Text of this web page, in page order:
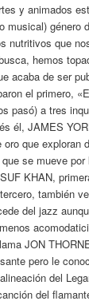
y animados
musical) género
nutritivos que
hemos
acaba de ser
el primero,
pasó) a tres
él, JAMES
que exploran
se mueve
KHAN,
también
del jazz
JON
pero le
del
del